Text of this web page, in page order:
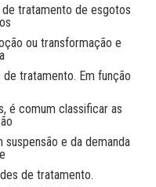
tratamento de esgotos
ou transformação e
tratamento. Em função
é comum classificar as
e da demanda
de tratamento.